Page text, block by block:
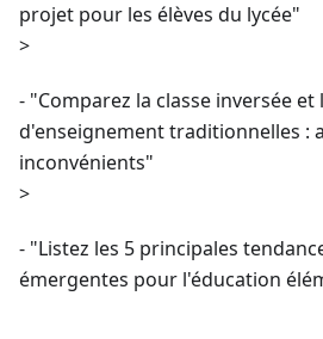
projet pour les élèves du lycée"
>
- "Comparez la classe inversée
d'enseignement traditionnelles :
inconvénients"
>
- "Listez les 5 principales
émergentes pour l'éducation